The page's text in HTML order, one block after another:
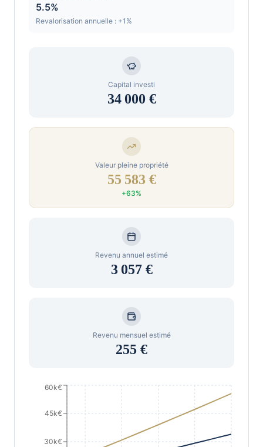
5.5%
Revalorisation annuelle : +1 %
Capital investi
34 000 €
Valeur pleine propriété
55 583 €
+63%
Revenu annuel estimé
3 057€
Revenu mensuel estimé
255 €
30k€
45k€
60k€